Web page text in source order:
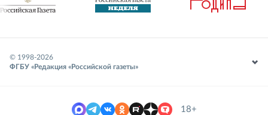
© 1998-2026
ФГБУ «Редакция «Российской газеты»
18+